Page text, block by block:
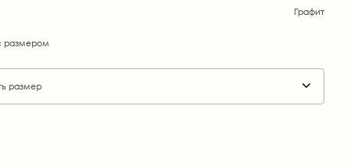
Графит
размер